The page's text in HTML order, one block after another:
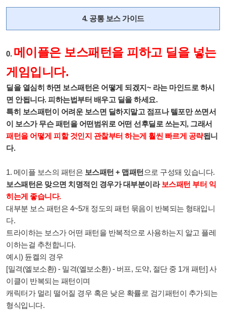
4. 공통 보스 가이드
0. 메이플은 보스패턴을 피하고 딜을 넣는
게임입니다.
딜을 열심히 하면 보스패턴은 어떻게 되겠지~ 라는 마인드로 하시
면 안됩니다. 피하는법부터 배우고 딜을 하세요.
특히 보스패턴이 어려운 보스면 딜하지말고 점프나 텔포만 쓰면서
이 보스가 무슨 패턴을 어떤범위로 어떤 선후딜로 쓰는지, 그래서
패턴을 어떻게 피할 것인지 관찰부터 하는게 훨씬 빠르게 공략됩니
다.
1. 메이플 보스의 패턴은 보스패턴 + 맵패턴 으로 구성돼 있습니다.
보스패턴은 맞으면 치명적인 경우가 대부분이라 보스패턴 부터 익
히는게 좋습니다.
대부분 보스 패턴은 4~5개 정도의 패턴 묶음이 반복되는 형태입니
다.
트라이하는 보스가 어떤 패턴을 반복적으로 사용하는지 알고 플레
이하는걸 추천합니다.
예시) 듄켈의 경우
[밀격(엘보소환) - 밀격(엘보소환) - 버프, 도약, 절단 중 1개 패턴] 사
이클이 반복되는 패턴이며
캐릭터가 멀리 떨어질 경우 혹은 낮은 확률로 검기패턴이 추가되는
형식입니다.